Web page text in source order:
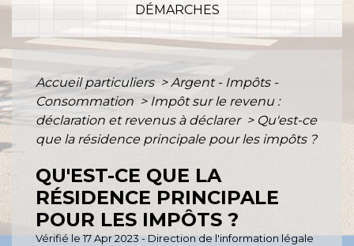
DÉMARCHES
Accueil particuliers > Argent - Impôts -
Consommation > Impôt sur le revenu :
déclaration et revenus à déclarer > Qu'est-ce
que la résidence principale pour les impôts ?
QU'EST-CE QUE LA
RÉSIDENCE PRINCIPALE
POUR LES IMPÔTS ?
Vérifié le 17 Apr 2023 - Direction de l'information légale